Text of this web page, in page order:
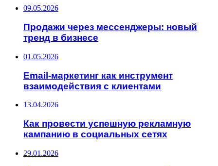
09.05.2026
Продажи через мессенджеры: новый
тренд в бизнесе
01.05.2026
Email-маркетинг как инструмент
взаимодействия с клиентами
13.04.2026
Как провести успешную рекламную
кампанию в социальных сетях
29.01.2026